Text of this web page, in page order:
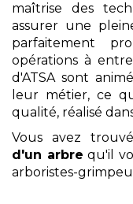
maîtrise des
assurer une
parfaitement
opérations à
d'ATSA sont
leur métier, ce
qualité, réalisé
Vous avez
d'un arbre qu'il
arboristes-